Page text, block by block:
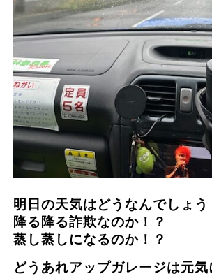
明日の天気はどうなんでしょう
降る降る詐欺なのか！？
蒸し蒸しになるのか！？
どうあれアップガレージは元気